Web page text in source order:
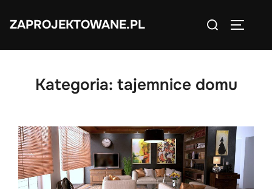
ZAPROJEKTOWANE.PL
Search
Kategoria: tajemnice domu